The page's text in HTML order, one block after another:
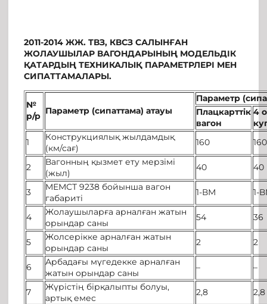
2011-2014 ЖЖ. ТВЗ, КВСЗ САЛЫНҒАН
ЖОЛАУШЫЛАР ВАГОНДАРЫНЫҢ МОДЕЛЬДІК
ҚАТАРДЫҢ ТЕХНИКАЛЫҚ ПАРАМЕТРЛЕРІ МЕН
СИПАТТАМАЛАРЫ.
№
р/р Параметр (сипаттама) атауы
Параметр
Плацкарттік
вагон
4
1
Конструкциялық жылдамдық
(км/сағ)
160 160
2
Вагонның қызмет ету мерзімі
(жыл)
40 40
3
МЕМСТ 9238 бойынша вагон
габариті
1-ВМ 1-
4
Жолаушыларға арналған жатын
орындар саны
54 36
5
Жолсерікке арналған жатын
орындар саны
2 2
6
Арбадағы мүгедекке арналған
жатын орындар саны
– –
7
Жүрістің бірқалыпты болуы,
артық емес
2,8 2,8